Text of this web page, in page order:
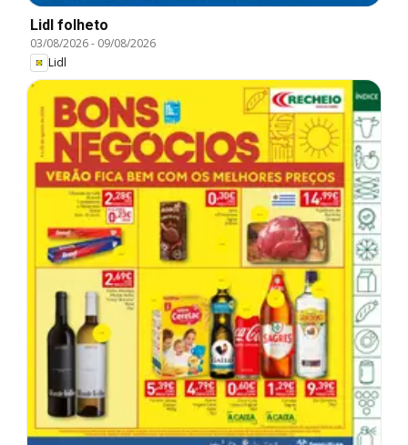
Lidl folheto
03/08/2026- 09/08/2026
Lidl